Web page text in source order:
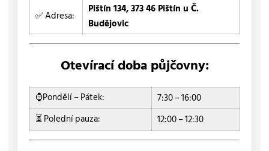
✅ Adresa:
Pištín 134, 373 46 Pištín u Č.
Budějovic
Otevírací doba půjčovny:
⌚Pondělí – Pátek:
7:30 – 16:00
⏳ Polední pauza:
12:00 – 12:30